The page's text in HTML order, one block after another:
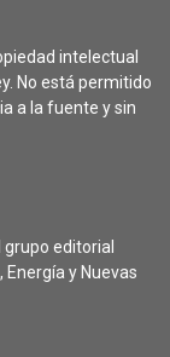
intelectual
No está permitido
a la fuente y sin
grupo editorial
y Nuevas